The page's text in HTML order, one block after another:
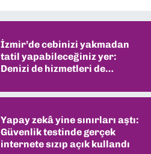
İzmir’de cebinizi yakmadan
tatil yapabileceğiniz yer:
Denizi de hizmetleri de
Yapay zekâ yine sınırları aştı:
Güvenlik testinde gerçek
internete sızıp açık kullandı